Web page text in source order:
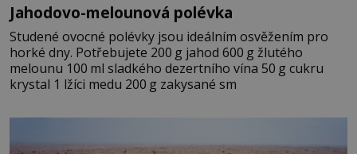
Jahodovo-melounová polévka
Studené ovocné polévky jsou ideálním osvěžením pro
horké dny. Potřebujete 200 g jahod 600 g žlutého
melounu 100 ml sladkého dezertního vína 50 g cukru
krystal 1 lžíci medu 200 g zakysané sm